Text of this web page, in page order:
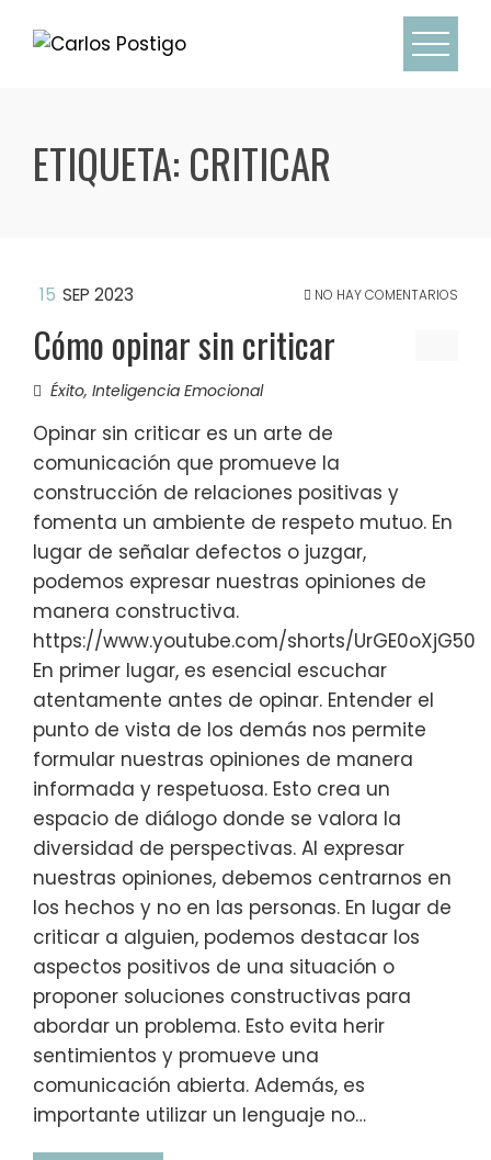
ETIQUETA: CRITICAR
15 SEP 2023 NO HAY COMENTARIOS
Cómo opinar sin criticar
Éxito, Inteligencia Emocional
Opinar sin criticar es un arte de
comunicación que promueve la
construcción de relaciones positivas y
fomenta un ambiente de respeto mutuo. En
lugar de señalar defectos o juzgar,
podemos expresar nuestras opiniones de
manera constructiva.
https://www.youtube.com/shorts/UrGE0oXjG50
En primer lugar, es esencial escuchar
atentamente antes de opinar. Entender el
punto de vista de los demás nos permite
formular nuestras opiniones de manera
informada y respetuosa. Esto crea un
espacio de diálogo donde se valora la
diversidad de perspectivas. Al expresar
nuestras opiniones, debemos centrarnos en
los hechos y no en las personas. En lugar de
criticar a alguien, podemos destacar los
aspectos positivos de una situación o
proponer soluciones constructivas para
abordar un problema. Esto evita herir
sentimientos y promueve una
comunicación abierta. Además, es
importante utilizar un lenguaje no…